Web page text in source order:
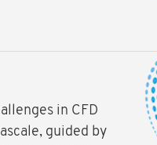
in CFD
guided by